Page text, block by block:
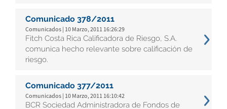
Comunicado 378/2011
Comunicados | 10 Marzo, 2011 16:26:29
Fitch Costa Rica Calificadora de Riesgo, S.A.
comunica hecho relevante sobre calificación de
riesgo.
Comunicado 377/2011
Comunicados | 10 Marzo, 2011 16:10:42
BCR Sociedad Administradora de Fondos de